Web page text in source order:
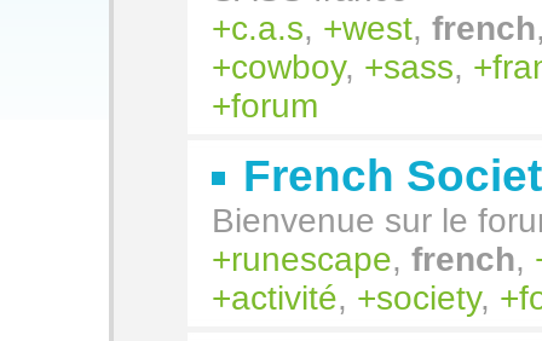
c.a.s, west, french
cowboy, sass,
forum
French
Bienvenue sur le
runescape, french,
activité, society,